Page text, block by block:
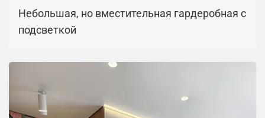
Небольшая, но вместительная гардеробная с
подсветкой